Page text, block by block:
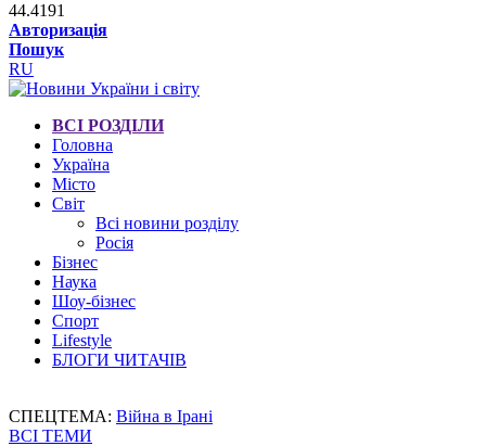
44.4191
Авторизація
Пошук
RU
ВСІ РОЗДІЛИ
Головна
Україна
Місто
Світ
Всі новини розділу
Росія
Бізнес
Наука
Шоу-бізнес
Спорт
Lifestyle
БЛОГИ ЧИТАЧІВ
СПЕЦТЕМА: Війна в Ірані
ВСІ ТЕМИ